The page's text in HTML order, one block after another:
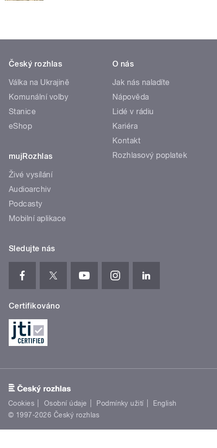
Český rozhlas
Válka na Ukrajině
Komunální volby
Stanice
eShop
mujRozhlas
Živé vysílání
Audioarchiv
Podcasty
Mobilní aplikace
O nás
Jak nás naladíte
Nápověda
Lidé v rádiu
Kariéra
Kontakt
Rozhlasový poplatek
Sledujte nás
Certifikováno
Cookies Osobní údaje Podmínky užití
English
© 1997-2026 Český rozhlas